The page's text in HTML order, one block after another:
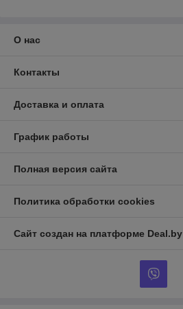
О нас
Контакты
Доставка и оплата
График работы
Полная версия сайта
Политика обработки cookies
Сайт создан на платформе Deal.by